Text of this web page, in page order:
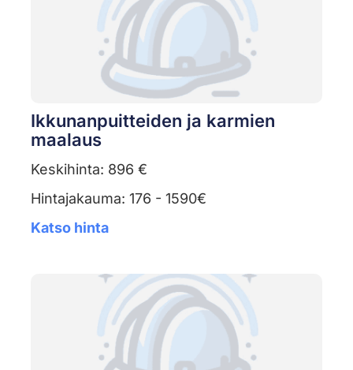
Ikkunanpuitteiden ja karmien
maalaus
Keskihinta: 896 €
Hintajakauma: 176 - 1590€
Katso hinta